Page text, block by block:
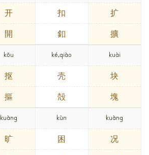
开
開
扣
釦
扩
擴
kōu
抠
摳
ké,qiào
壳
殻
kuài
块
塊
kuàng
旷
kùn
困
kuàng
况